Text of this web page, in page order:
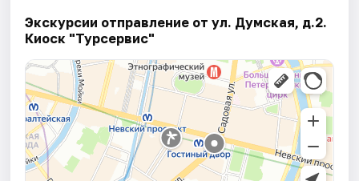
Экскурсии отправление от ул. Думская, д.2.
Киоск "Турсервис"